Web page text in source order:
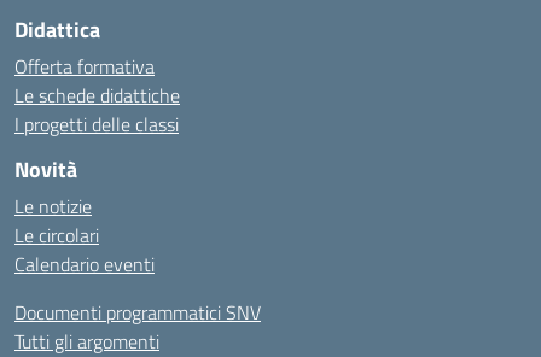
Didattica
Offerta formativa
Le schede didattiche
I progetti delle classi
Novità
Le notizie
Le circolari
Calendario eventi
Documenti programmatici SNV
Tutti gli argomenti